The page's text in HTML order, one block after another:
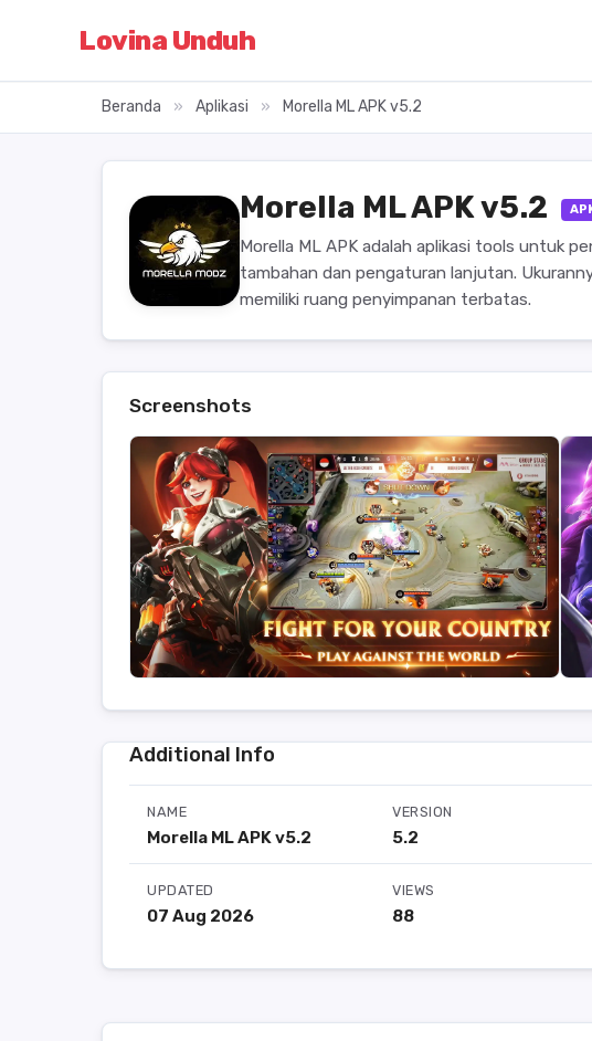
Lovina Unduh
Beranda » Aplikasi » Morella ML APK v5.2
Morella ML APK v5.2
Morella ML APK adalah aplikasi tools untuk
tambahan dan pengaturan lanjutan.
memiliki ruang penyimpanan terbatas.
Screenshots
Additional Info
NAME
Morella ML APK v5.2
VERSION
5.2
UPDATED
07 Aug 2026
VIEWS
88